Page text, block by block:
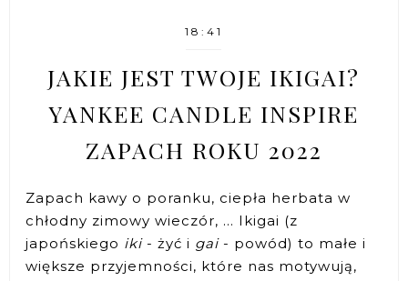
18:41
JAKIE JEST TWOJE IKIGAI?
YANKEE CANDLE INSPIRE
ZAPACH ROKU 2022
Zapach kawy o poranku, ciepła herbata w
chłodny zimowy wieczór, ... Ikigai (z
japońskiego iki- żyć i gai- powód) to małe i
większe przyjemności, które nas motywują,